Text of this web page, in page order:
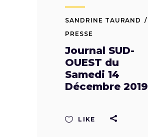
SANDRINE TAURAND
PRESSE
Journal SUD-
OUEST du
Samedi 14
Décembre 2019
LIKE